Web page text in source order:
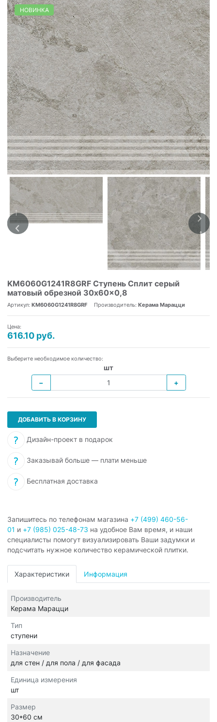
НОВИНКА
KM6060G1241R8GRF Ступень Сплит серый
матовый обрезной 30x60x0,8
Артикул: KM6060G1241R8GRF Производитель: Керама Марацци
Цена:
616.10 руб.
Выберите необходимое количество:
шт
−
+
ДОБАВИТЬ В КОРЗИНУ
Дизайн-проект в подарок
Заказывай больше — плати меньше
Бесплатная доставка
Запишитесь по телефонам магазина +7 (499) 460-56-
01 и +7 (985) 025-48-73 на удобное Вам время, и наши
специалисты помогут визуализировать Ваши задумки и
подсчитать нужное количество керамической плитки.
Характеристики Информация
Производитель
Керама Марацци
Тип
ступени
Назначение
для стен / для пола / для фасада
Единица измерения
шт
Размер
30*60 см